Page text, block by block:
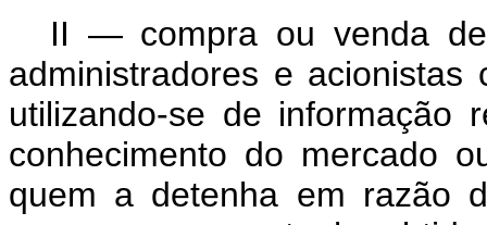
II — compra ou venda
administradores e acionistas
utilizando-se de informação
conhecimento do mercado
quem a detenha em razão